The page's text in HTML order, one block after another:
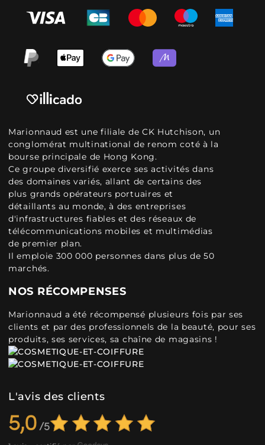
Marionnaud est une filiale de CK Hutchison, un
conglomérat multinational de renom coté à la
bourse principale de Hong Kong.
Ce groupe diversifié exerce ses activités dans
des domaines variés, allant de certains des
plus grands opérateurs portuaires et
détaillants au monde, à des entreprises
d'infrastructures fiables et des réseaux de
télécommunications mobiles et multimédias
de premier plan.
Il emploie 300 000 personnes dans plus de 50
marchés.
NOS RÉCOMPENSES
Marionnaud a été récompensé plusieurs fois par ses
clients et par des professionnels de la beauté, pour ses
produits, ses services, sa chaîne de magasins !
L'avis des clients
5,0